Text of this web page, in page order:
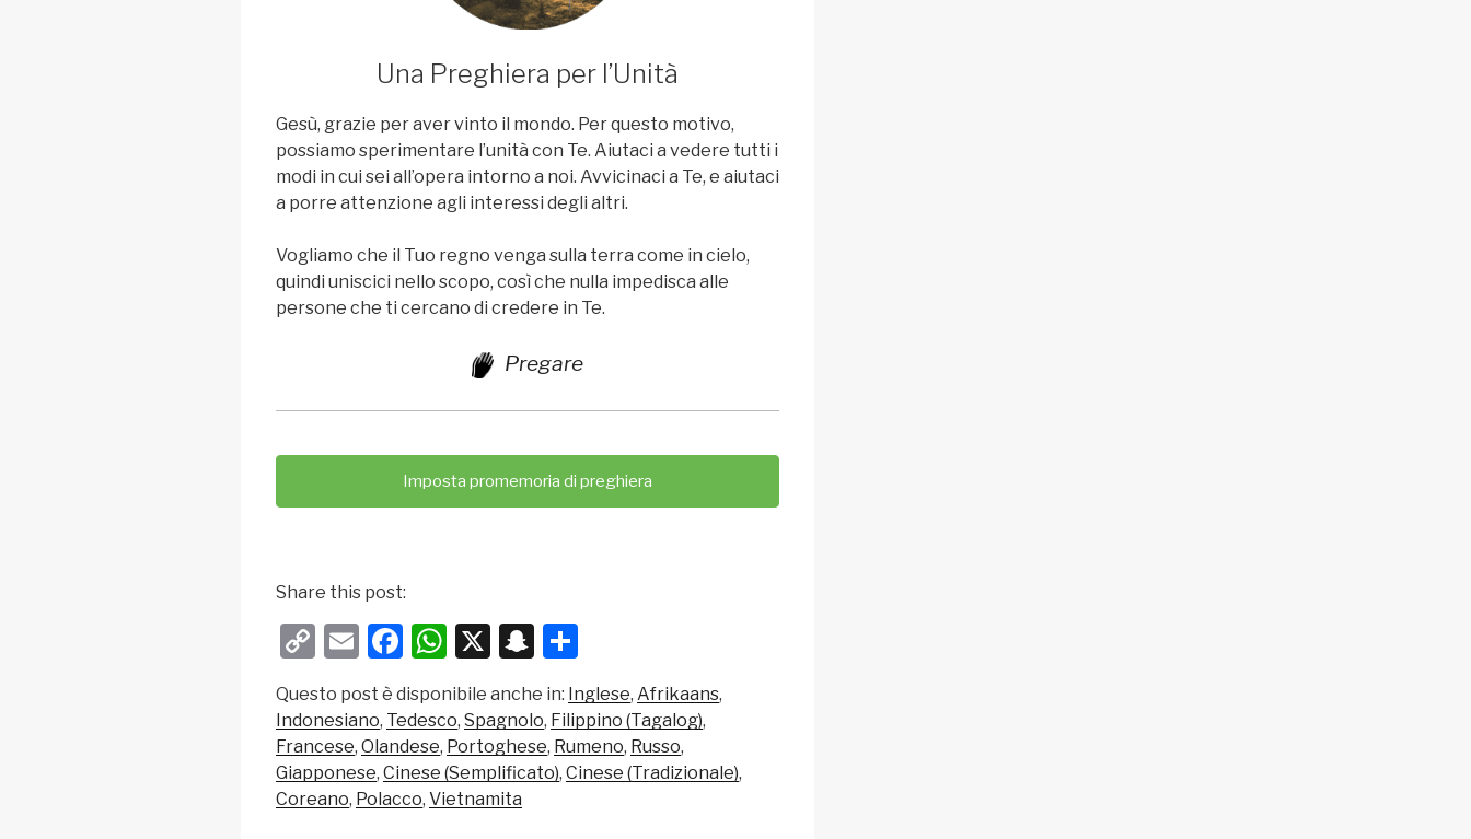
Una Preghiera per l’Unità
Gesù, grazie per aver vinto il mondo. Per questo motivo,
possiamo sperimentare l’unità con Te. Aiutaci a vedere tutti i
modi in cui sei all’opera intorno a noi. Avvicinaci a Te, e aiutaci
a porre attenzione agli interessi degli altri.
Vogliamo che il Tuo regno venga sulla terra come in cielo,
quindi uniscici nello scopo, così che nulla impedisca alle
persone che ti cercano di credere in Te.
Pregare
Imposta promemoria di preghiera
Share this post:
C
o
p
y
Li
n
E
m
ail
F
a
c
e
b
o
W
h
at
s
A
p
X
S
n
a
p
c
o
n
di
vi
Questo post è disponibile anche in: Inglese Afrikaans
Indonesiano Tedesco Spagnolo Filippino (Tagalog)
Francese Olandese Portoghese Rumeno Russo
Giapponese Cinese (Semplificato) Cinese (Tradizionale)
Coreano Polacco Vietnamita